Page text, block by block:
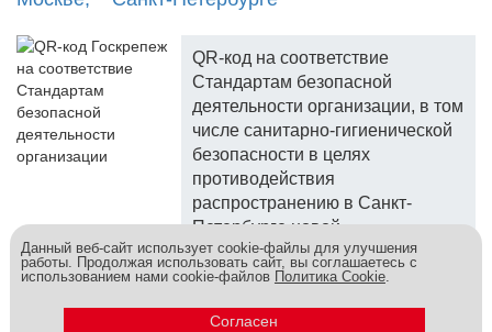
QR-код на соответствие
Стандартам безопасной
деятельности организации, в том
числе санитарно-гигиенической
безопасности в целях
противодействия
распространению в Санкт-
Петербурге новой
коронавирусной инфекции.
Метизы и крепеж оптом - это к нам! © 2026
Данный веб-сайт использует cookie-файлы для улучшения
работы. Продолжая использовать сайт, вы соглашаетесь с
использованием нами cookie-файлов Политика Cookie.
Согласен